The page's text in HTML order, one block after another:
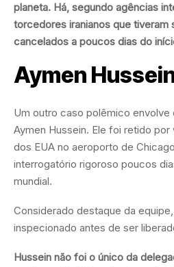
planeta. Há, segundo agências
torcedores iranianos que tiveram
cancelados a poucos dias do
Aymen
Um outro caso polêmico envolve
Aymen Hussein. Ele foi retido por
dos EUA no aeroporto de
interrogatório rigoroso poucos
mundial.
Considerado destaque da
inspecionado antes de ser
Hussein não foi o único da